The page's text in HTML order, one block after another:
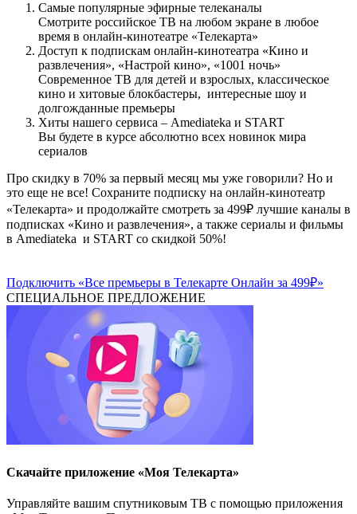
Самые популярные эфирные телеканалы
Смотрите российское ТВ на любом экране в любое
время в онлайн-кинотеатре «Телекарта»
Доступ к подпискам онлайн-кинотеатра «Кино и
развлечения», «Настрой кино», «1001 ночь»
Современное ТВ для детей и взрослых, классическое
кино и хитовые блокбастеры, интересные шоу и
долгожданные премьеры
Хиты нашего сервиса – Amediateka и START
Вы будете в курсе абсолютно всех новинок мира
сериалов
Про скидку в 70% за первый месяц мы уже говорили? Но и
это еще не все! Сохраните подписку на онлайн-кинотеатр
«Телекарта» и продолжайте смотреть за 499₽ лучшие каналы в
подписках «Кино и развлечения», а также сериалы и фильмы
в Amediateka и START со скидкой 50%!
Подключить «Все премьеры в Телекарте Онлайн за 499₽»
СПЕЦИАЛЬНОЕ ПРЕДЛОЖЕНИЕ
Скачайте приложение «Моя Телекарта»
Управляйте вашим спутниковым ТВ с помощью приложения